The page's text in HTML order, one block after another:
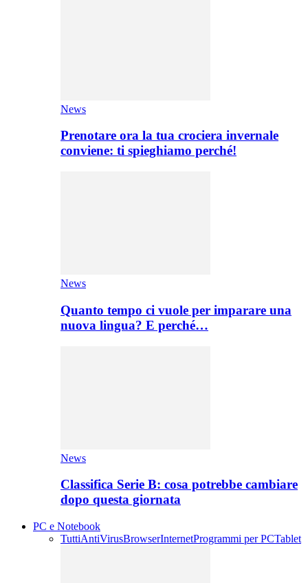
News
Prenotare ora la tua crociera invernale
conviene: ti spieghiamo perché!
News
Quanto tempo ci vuole per imparare una
nuova lingua? E perché…
News
Classifica Serie B: cosa potrebbe cambiare
dopo questa giornata
PC e Notebook
TuttiAntiVirusBrowserInternetProgrammi per PCTablet